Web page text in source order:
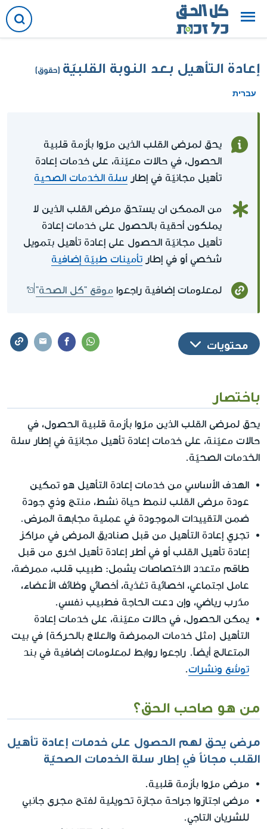
إعادة التأهيل بعد النوبة القلبيّة (حقوق)
עברית
يحق لمرضى القلب الذين مرّوا بأزمة قلبية
الحصول، في حالات معيّنة، على خدمات إعادة
تأهيل مجانيّة في إطار سلة الخدمات الصحية
من الممكن ان يستحق مرضى القلب الذين لا
يملكون أحقية بالحصول على خدمات إعادة
تأهيل مجانيّة الحصول على إعادة تأهيل بتمويل
شخصي أو في إطار تأمينات طبيّة إضافية
لمعلومات إضافية راجعوا موقع "كل الصحة"
محتويات
باختصار
يحق لمرضى القلب الذين مرّوا بأزمة قلبية الحصول، في
حالات معيّنة، على خدمات إعادة تأهيل مجانيّة في إطار سلة
الخدمات الصحيّة.
الهدف الأساسي من خدمات إعادة التأهيل هو تمكين
عودة مرضى القلب لنمط حياة نشط، منتج وذي جودة
ضمن التقييدات الموجودة في عملية مجابهة المرض.
تجري إعادة التأهيل من قبل صناديق المرضى في مراكز
إعادة تأهيل القلب أو في أطر إعادة تأهيل اخرى من قبل
طاقم متعدد الاختصاصات يشمل: طبيب قلب، ممرضة،
عامل اجتماعي، اخصائية تغذية، أخصائي وظائف الأعضاء،
مدّرب رياضي، وإن دعت الحاجة فطبيب نفسي.
يمكن الحصول، في حالات معيّنة، على خدمات إعادة
التأهيل (مثل خدمات الممرضة والعلاج بالحركة) في بيت
المتعالج أيضاً. راجعوا روابط لمعلومات إضافية في بند
توسُّع ونشرات.
من هو صاحب الحق؟
مرضى يحق لهم الحصول على خدمات إعادة تأهيل
القلب مجاناً في إطار سلة الخدمات الصحيّة
مرضى مرّوا بأزمة قلبية.
مرضى اجتازوا جراحة مجازة تحويلية لفتح مجرى جانبي
للشريان التاجي.